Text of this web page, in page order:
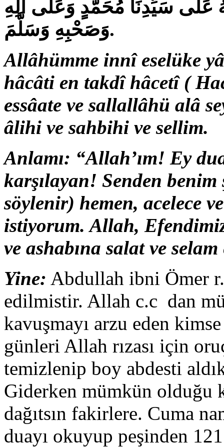
عَلَى سَيِّدِنَا مُحَمَّدٍ وَعَلَى آلِهِ
وَصَحْبِهِ وَسَلَّمَ.
Allâhümme innî eselüke
hâcâti en takdî hâcetî (
essâate ve sallallâhü alâ
âlihi ve sahbihi ve sellim.
Anlamı: “Allah’ım! Ey
karşılayan! Senden
söylenir) hemen, acelece
istiyorum. Allah,
ve ashabına salat ve
Yine: Abdullah ibni Ömer
edilmistir. Allah c.c dan
kavuşmayı arzu eden
günleri Allah rızası için
temizlenip boy abdesti
Giderken mümkün olduğu
dağıtsın fakirlere. Cuma
duayı okuyup peşinden